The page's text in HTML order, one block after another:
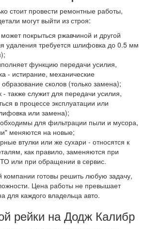
стоит провести ремонтные работы,
могут выйти из строя:
покрыться ржавчиной и другой
удаления требуется шлифовка до 0.5 мм
функцию передачи усилия,
- истирание, механические
сколов (только замена);
- также служит для передачи усилия,
в процессе эксплуатации или
или замена);
для фильтрации пыли и мусора,
меняются на новые;
втулки или же сухари - относятся к
как правило, заменяются при
или при обращении в сервис.
готовы решить любую задачу,
Цена работы не превышает
для каждого владельца авто.
рейки на Додж Калибр